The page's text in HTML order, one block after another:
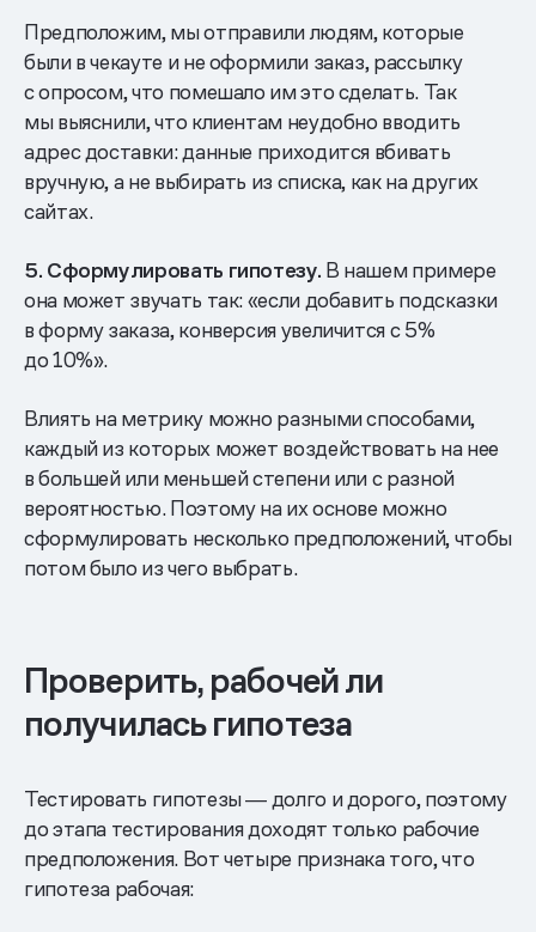
Предположим, мы отправили людям, которые
были в чекауте и не оформили заказ, рассылку
с опросом, что помешало им это сделать. Так
мы выяснили, что клиентам неудобно вводить
адрес доставки: данные приходится вбивать
вручную, а не выбирать из списка, как на других
сайтах.
5. Сформулировать гипотезу. В нашем примере
она может звучать так: «если добавить подсказки
в форму заказа, конверсия увеличится с 5%
до 10%».
Влиять на метрику можно разными способами,
каждый из которых может воздействовать на нее
в большей или меньшей степени или с разной
вероятностью. Поэтому на их основе можно
сформулировать несколько предположений, чтобы
потом было из чего выбрать.
Проверить, рабочей ли
получилась гипотеза
Тестировать гипотезы ― долго и дорого, поэтому
до этапа тестирования доходят только рабочие
предположения. Вот четыре признака того, что
гипотеза рабочая: